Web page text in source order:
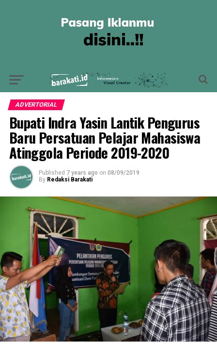
ADVERTORIAL
Bupati Indra Yasin Lantik Pengurus
Baru Persatuan Pelajar Mahasiswa
Atinggola Periode 2019-2020
Published 7 years ago on 08/09/2019
By Redaksi Barakati